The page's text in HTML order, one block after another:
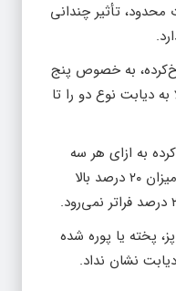
تأثیر چندانی
به خصوص پنج
به دیابت نوع دو را تا
به ازای هر سه
وعده در هفته، خطر دیابت را به میزان ۲۰ درصد بالا
پخته یا پوره شده
نشان نداد.